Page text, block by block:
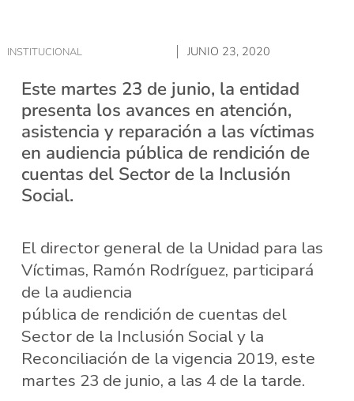
INSTITUCIONAL JUNIO 23, 2020
Este martes 23 de junio, la entidad
presenta los avances en atención,
asistencia y reparación a las víctimas
en audiencia pública de rendición de
cuentas del Sector de la Inclusión
Social.
El director general de la Unidad para las
Víctimas, Ramón Rodríguez, participará
de la audiencia
pública de rendición de cuentas del
Sector de la Inclusión Social y la
Reconciliación de la vigencia 2019, este
martes 23 de junio, a las 4 de la tarde.